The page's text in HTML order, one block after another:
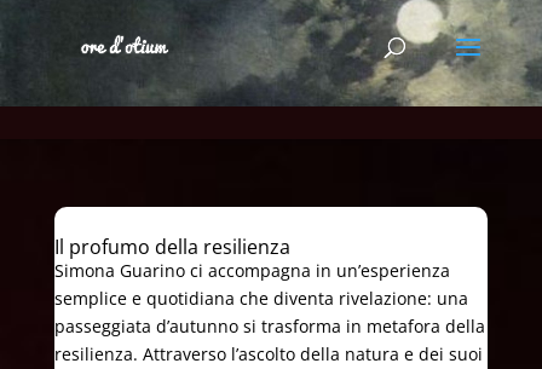
Il profumo della resilienza
Simona Guarino ci accompagna in un’esperienza
semplice e quotidiana che diventa rivelazione: una
passeggiata d’autunno si trasforma in metafora della
resilienza. Attraverso l’ascolto della natura e dei suoi